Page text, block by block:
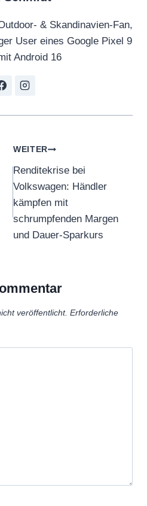
& Skandinavien-Fan,
User eines Google Pixel 9
Android 16
WEITER
Renditekrise bei
Volkswagen: Händler
kämpfen mit
schrumpfenden Margen
und Dauer-Sparkurs
veröffentlicht. Erforderliche